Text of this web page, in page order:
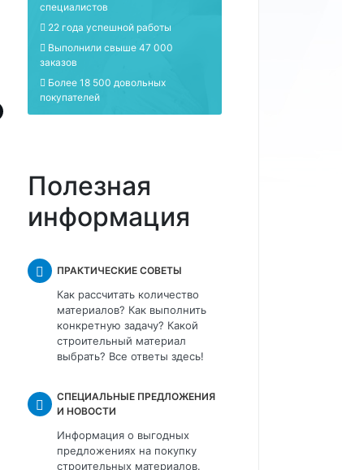
специалистов
22 года успешной работы
Выполнили свыше 47 000
заказов
Более 18 500 довольных
покупателей
Полезная
информация
ПРАКТИЧЕСКИЕ СОВЕТЫ
Как рассчитать количество
материалов? Как выполнить
конкретную задачу? Какой
строительный материал
выбрать? Все ответы здесь!
СПЕЦИАЛЬНЫЕ ПРЕДЛОЖЕНИЯ
И НОВОСТИ
Информация о выгодных
предложениях на покупку
строительных материалов.